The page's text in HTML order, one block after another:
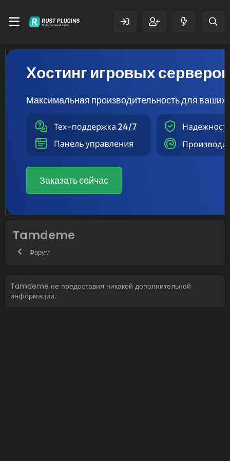
Хостинг игровых серверов
Максимальная производительность для ваших
Заказать сейчас
Tamdeme
Форум
Tamdeme не предоставил никакой дополнительной
информации.